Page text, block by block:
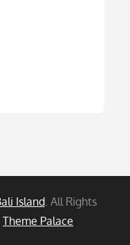
Island. All Rights
Theme Palace